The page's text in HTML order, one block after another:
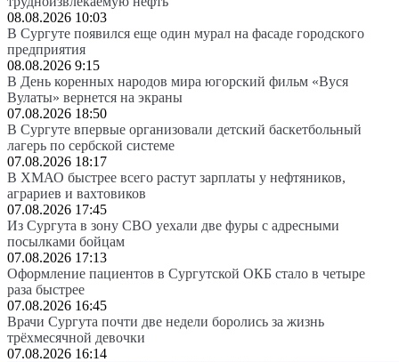
08.08.2026 10:03
В Сургуте появился еще один мурал на фасаде городского
предприятия
08.08.2026 9:15
В День коренных народов мира югорский фильм «Вуся
Вулаты» вернется на экраны
07.08.2026 18:50
В Сургуте впервые организовали детский баскетбольный
лагерь по сербской системе
07.08.2026 18:17
В ХМАО быстрее всего растут зарплаты у нефтяников,
аграриев и вахтовиков
07.08.2026 17:45
Из Сургута в зону СВО уехали две фуры с адресными
посылками бойцам
07.08.2026 17:13
Оформление пациентов в Сургутской ОКБ стало в четыре
раза быстрее
07.08.2026 16:45
Врачи Сургута почти две недели боролись за жизнь
трёхмесячной девочки
07.08.2026 16:14